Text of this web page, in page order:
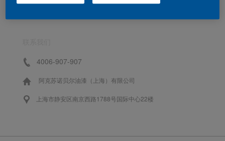
4006-907-907
阿克苏诺贝尔油漆（上海）有限公司
上海市静安区南京西路1788号国际中心22楼